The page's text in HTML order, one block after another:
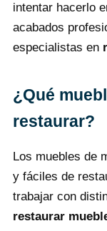
intentar hacerlo
acabados
especialistas en
¿Qué
restaurar?
Los muebles de
y fáciles de
trabajar con
restaurar